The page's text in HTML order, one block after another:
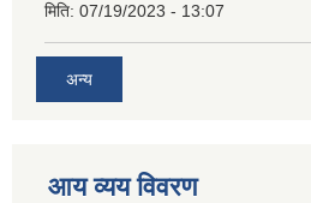
मिति: 07/19/2023 - 13:07
अन्य
आय व्यय विवरण